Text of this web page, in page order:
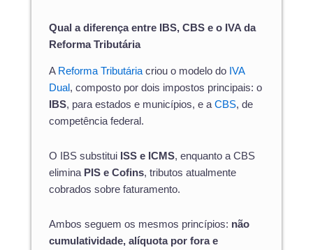
Qual a diferença entre IBS, CBS e o IVA da
Reforma Tributária
A Reforma Tributáriacriou o modelo do IVA
Dual, composto por dois impostos principais: o
IBS, para estados e municípios, e aCBS, de
competência federal.
O IBS substitui ISS e ICMS, enquanto a CBS
elimina PIS e Cofins, tributos atualmente
cobrados sobre faturamento.
Ambos seguem os mesmos princípios: não
cumulatividade, alíquota por fora e